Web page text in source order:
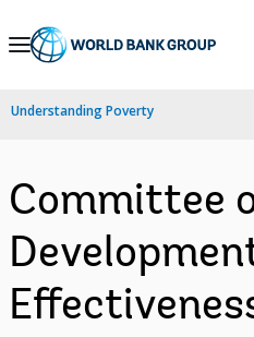
Skip
Navigation
Understanding Poverty
Committee